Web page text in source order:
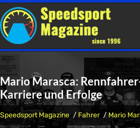
Mario Marasca:
Karriere und Erfolge
Speedsport Magazine Fahrer Mario